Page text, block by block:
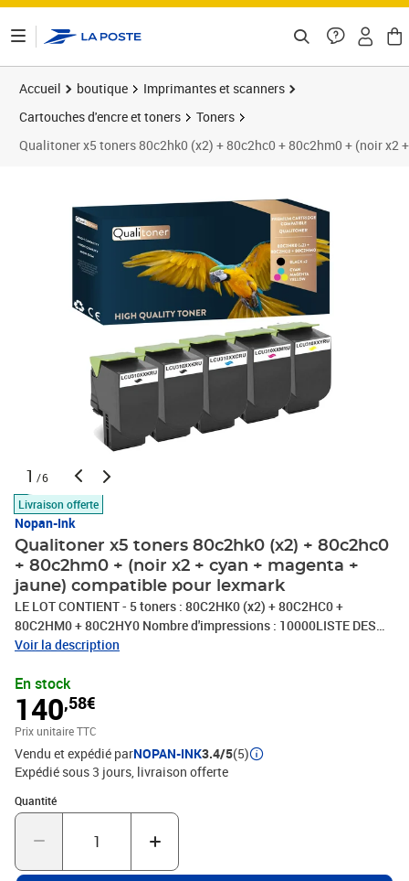
Accueil boutique
Imprimantes et scanners
Cartouches d'encre et toners
Toners
Qualitoner x5 toners 80c2hk0 (x2) + 80c2hc0 + 80c2hm0 + (noir x2
1 /6
Livraison offerte
Nopan-Ink
Qualitoner x5 toners 80c2hk0 (x2) + 80c2hc0
+ 80c2hm0 + (noir x2 + cyan + magenta +
jaune) compatible pour lexmark
LE LOT CONTIENT - 5 toners : 80C2HK0 (x2) + 80C2HC0 +
80C2HM0 + 80C2HY0 Nombre d'impressions : 10000LISTE DES
COMPATIBILITÉS : Cartouche de Toner Laser (ou tambour)
CX510 CX510de CX510dhe CX510dtheQUI SOMMES NOUS :
QUALITONER est le spécialiste des consommables compatibles en
France. Associée à un groupe possédant 30 ans d'expertise dans le
domaine du consommable compatible, QUALITONER vous
propose les meilleurs produits pour votre imprimante (Jet d'encre,
Laser, Tambour...).
Voir la description
En stock
140,58€
Prix unitaire TTC
Vendu et expédié parNOPAN-INK3.4/5(5)
Expédié sous 3 jours livraison offerte
Quantité
Quantité : 1